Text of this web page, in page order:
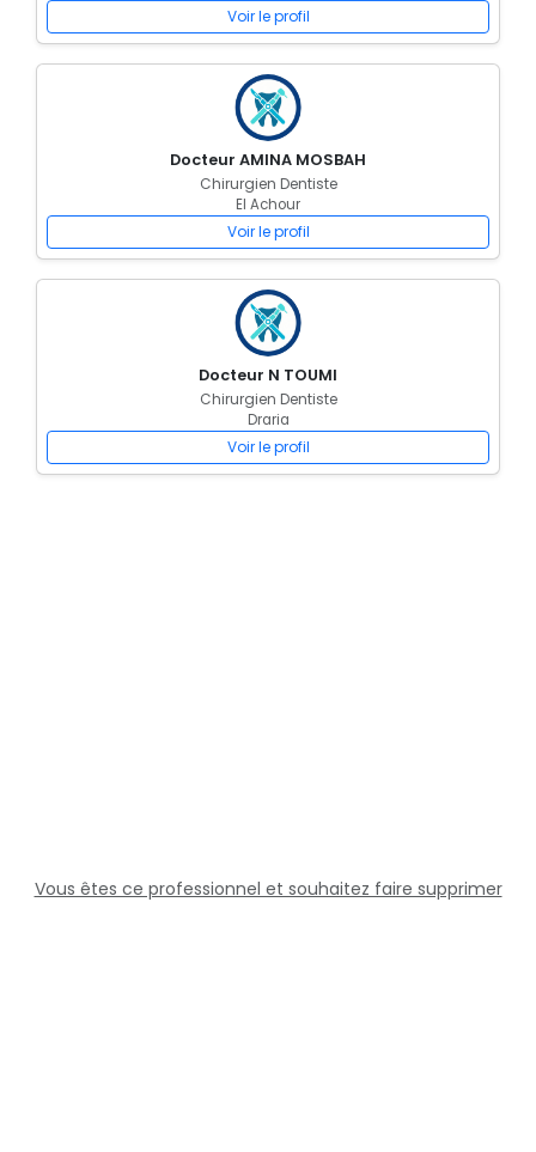
Voir le profil
Docteur AMINA MOSBAH
Chirurgien Dentiste
El Achour
Voir le profil
Docteur N TOUMI
Chirurgien Dentiste
Draria
Voir le profil
Vous êtes ce professionnel et souhaitez faire supprimer